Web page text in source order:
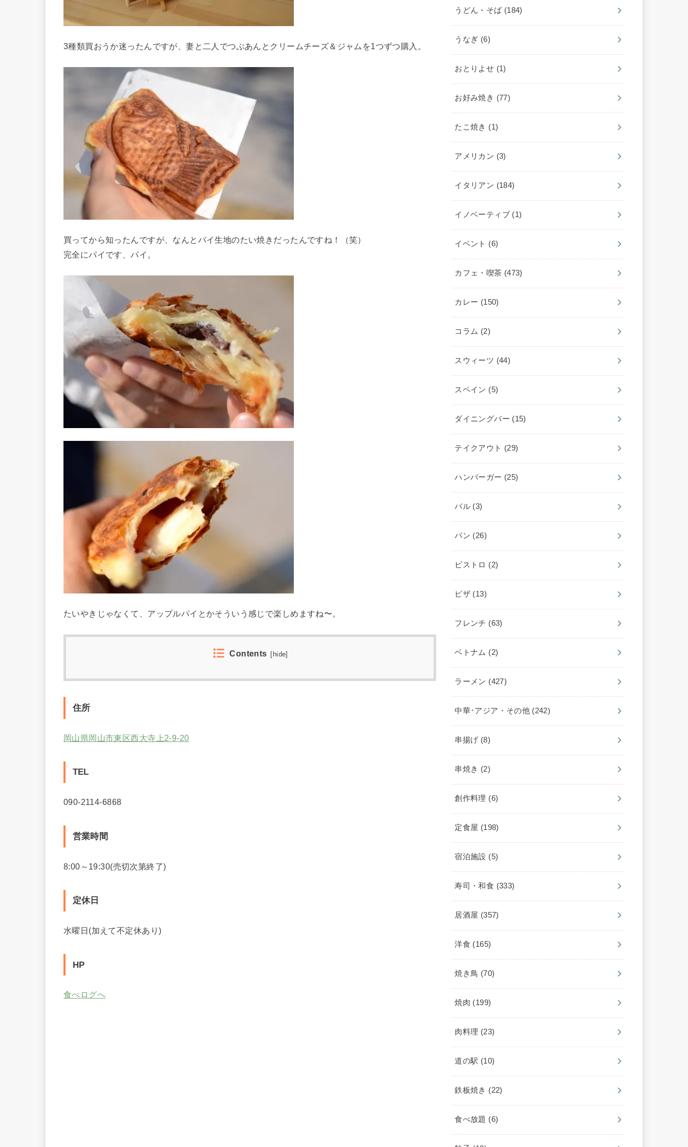
3種類買おうか迷ったんですが、妻と二人でつぶあんとクリームチーズ＆ジャムを1つずつ購入。
買ってから知ったんですが、なんとパイ生地のたい焼きだったんですね！（笑）
完全にパイです、パイ。
たいやきじゃなくて、アップルパイとかそういう感じで楽しめますね〜。
Contents hide
住所
岡山県岡山市東区西大寺上2-9-20
TEL
090-2114-6868
営業時間
8:00～19:30(売切次第終了)
定休日
水曜日(加えて不定休あり)
HP
食べログへ
うどん・そば (184)
うなぎ (6)
おとりよせ (1)
お好み焼き (77)
たこ焼き (1)
アメリカン (3)
イタリアン (184)
イノベーティブ (1)
イベント (6)
カフェ・喫茶 (473)
カレー (150)
コラム (2)
スウィーツ (44)
スペイン (5)
ダイニングバー (15)
テイクアウト (29)
ハンバーガー (25)
バル (3)
パン (26)
ビストロ (2)
ピザ (13)
フレンチ (63)
ベトナム (2)
ラーメン (427)
中華･アジア・その他 (242)
串揚げ (8)
串焼き (2)
創作料理 (6)
定食屋 (198)
宿泊施設 (5)
寿司・和食 (333)
居酒屋 (357)
洋食 (165)
焼き鳥 (70)
焼肉 (199)
肉料理 (23)
道の駅 (10)
鉄板焼き (22)
食べ放題 (6)